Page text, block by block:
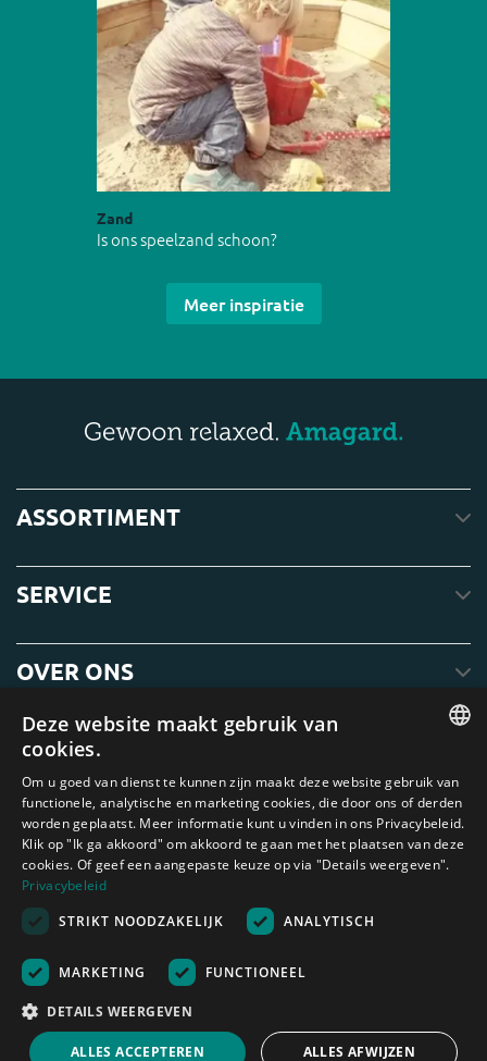
Zand
Is ons speelzand schoon?
Meer inspiratie
ASSORTIMENT
SERVICE
OVER ONS
Amagard.com (Kranendonk B.V.) Geen van de teksten of foto's op deze
website mag zonder schriftelijke toestemming van Kranendonk B.V. worden
Nederland|Deutschland| België|Belgique|
Kingdom
DUTCH
GERMAN
Deze website maakt gebruik van
cookies.
Om u goed van dienst te kunnen zijn maakt deze website gebruik van
functionele, analytische en marketing cookies, die door ons of derden
worden geplaatst. Meer informatie kunt u vinden in ons Privacybeleid.
Klik op "Ik ga akkoord" om akkoord te gaan met het plaatsen van deze
cookies. Of geef een aangepaste keuze op via "Details weergeven".
Privacybeleid
STRIKT NOODZAKELIJK
ANALYTISCH
MARKETING FUNCTIONEEL
DETAILS WEERGEVEN
ALLES ACCEPTEREN ALLES AFWIJZEN